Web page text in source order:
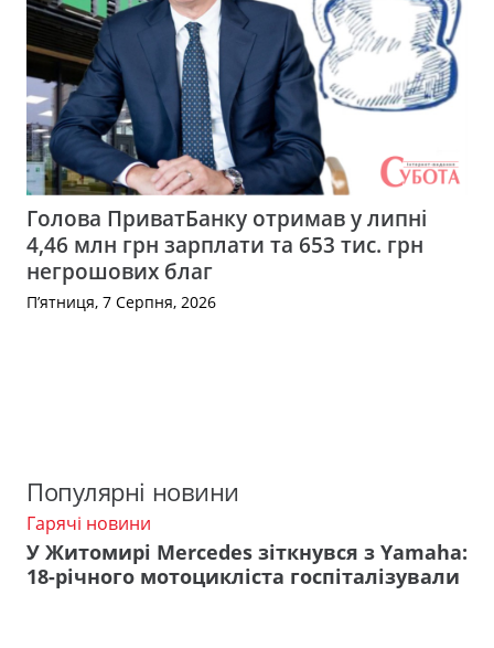
Голова ПриватБанку отримав у липні
4,46 млн грн зарплати та 653 тис. грн
негрошових благ
П’ятниця, 7 Серпня, 2026
Популярні новини
Гарячі новини
У Житомирі Mercedes зіткнувся з Yamaha:
18-річного мотоцикліста госпіталізували